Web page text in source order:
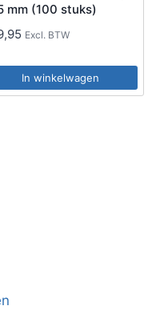
mm (100 stuks)
Excl. BTW
In winkelwagen